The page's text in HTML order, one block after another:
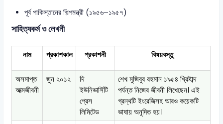
পূর্ব পাকিস্তানের শিল্পমন্ত্রী (১৯৫৬–১৯৫৭)
সাহিত্যকর্ম ও লেখনী
নাম প্রকাশকাল প্রকাশনী বিষয়বস্তু
অসমাপ্ত
আত্মজীবনী
জুন ২০১২
দি
ইউনিভার্সিটি
প্রেস
লিমিটেড
শেখ মুজিবুর রহমান ১৯৫৪ খ্রিষ্টাব্দ
পর্যন্ত নিজের জীবনী লিখেছেন। এই
গ্রন্থটি ইংরেজিসহ আরও কয়েকটি
ভাষায় অনূদিত হয়।